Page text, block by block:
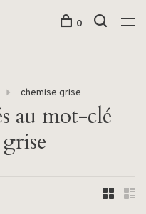
0
chemise grise
au mot-clé